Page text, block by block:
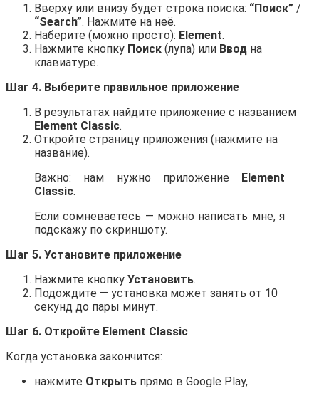
Вверху или внизу будет строка поиска: “Поиск” /
“Search”. Нажмите на неё.
Наберите (можно просто): Element.
Нажмите кнопку Поиск (лупа) или Ввод на
клавиатуре.
Шаг 4. Выберите правильное приложение
В результатах найдите приложение с названием
Element Classic.
Откройте страницу приложения (нажмите на
название).
Важно: нам нужно приложение Element
Classic.
Если сомневаетесь — можно написать мне, я
подскажу по скриншоту.
Шаг 5. Установите приложение
Нажмите кнопку Установить.
Подождите — установка может занять от 10
секунд до пары минут.
Шаг 6. Откройте Element Classic
Когда установка закончится:
нажмите Открыть прямо в Google Play,